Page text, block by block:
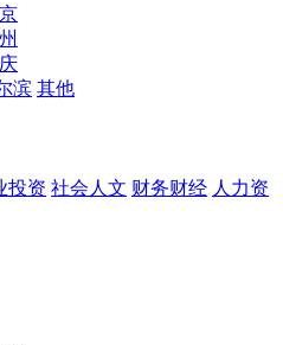
滨 其他
投资 社会人文 财务财经 人力资